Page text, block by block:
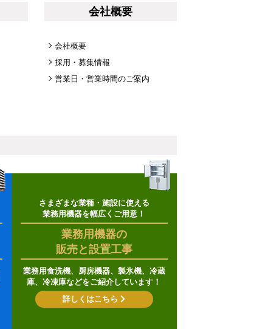
会社概要
会社概要
採用・募集情報
営業日・営業時間のご案内
さまざまな業種・施設に使える
業務用機器を幅広くご用意！
業務用機器の
販売と設置工事
業務用食洗機、厨房機器、製氷機、冷蔵
庫、冷凍庫などをご紹介しています！
詳しくはこちら